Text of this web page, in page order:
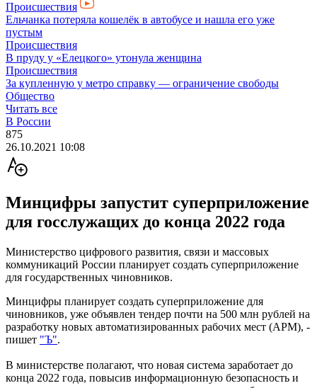
Происшествия
Ельчанка потеряла кошелёк в автобусе и нашла его уже
пустым
Происшествия
В пруду у «Елецкого» утонула женщина
Происшествия
За купленную у метро справку — ограничение свободы
Общество
Читать все
В России
875
26.10.2021 10:08
Минцифры запустит суперприложение
для госслужащих до конца 2022 года
Министерство цифрового развития, связи и массовых
коммуникаций России планирует создать суперприложение
для государственных чиновников.
Минцифры планирует создать суперприложение для
чиновников, уже объявлен тендер почти на 500 млн рублей на
разработку новых автоматизированных рабочих мест (АРМ), -
пишет "Ъ".
В министерстве полагают, что новая система заработает до
конца 2022 года, повысив информационную безопасность и